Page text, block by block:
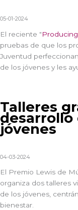
05-01-2024
El reciente "
pruebas de que los
Juventud
de los jóvenes y les
Talleres
desarrollo
jóvenes
04-03-2024
El Premio Lewis de
organiza dos talleres
de los jóvenes,
bienestar.